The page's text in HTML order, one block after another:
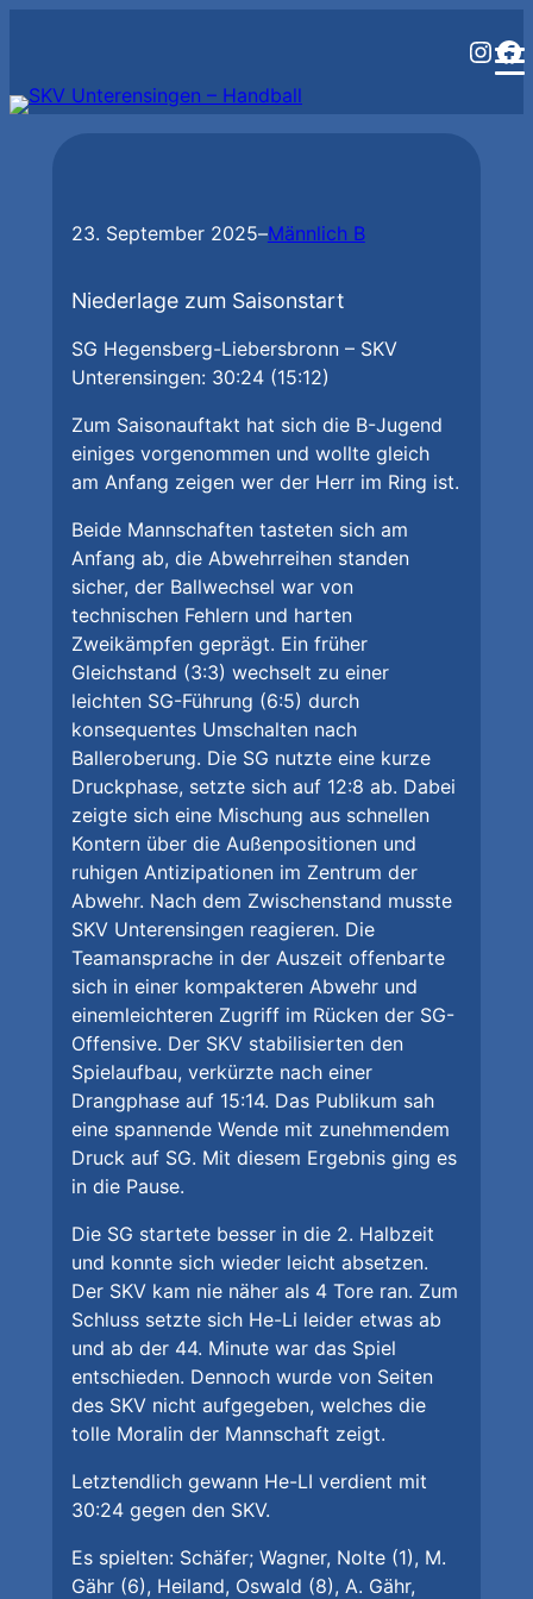
springen
23. September 2025–Männlich B
Niederlage zum Saisonstart
SG Hegensberg-Liebersbronn – SKV
Unterensingen: 30:24 (15:12)
Zum Saisonauftakt hat sich die B-Jugend
einiges vorgenommen und wollte gleich
am Anfang zeigen wer der Herr im Ring ist.
Beide Mannschaften tasteten sich am
Anfang ab, die Abwehrreihen standen
sicher, der Ballwechsel war von
technischen Fehlern und harten
Zweikämpfen geprägt. Ein früher
Gleichstand (3:3) wechselt zu einer
leichten SG-Führung (6:5) durch
konsequentes Umschalten nach
Balleroberung. Die SG nutzte eine kurze
Druckphase, setzte sich auf 12:8 ab. Dabei
zeigte sich eine Mischung aus schnellen
Kontern über die Außenpositionen und
ruhigen Antizipationen im Zentrum der
Abwehr. Nach dem Zwischenstand musste
SKV Unterensingen reagieren. Die
Teamansprache in der Auszeit offenbarte
sich in einer kompakteren Abwehr und
einemleichteren Zugriff im Rücken der SG-
Offensive. Der SKV stabilisierten den
Spielaufbau, verkürzte nach einer
Drangphase auf 15:14. Das Publikum sah
eine spannende Wende mit zunehmendem
Druck auf SG. Mit diesem Ergebnis ging es
in die Pause.
Die SG startete besser in die 2. Halbzeit
und konnte sich wieder leicht absetzen.
Der SKV kam nie näher als 4 Tore ran. Zum
Schluss setzte sich He-Li leider etwas ab
und ab der 44. Minute war das Spiel
entschieden. Dennoch wurde von Seiten
des SKV nicht aufgegeben, welches die
tolle Moralin der Mannschaft zeigt.
Letztendlich gewann He-LI verdient mit
30:24 gegen den SKV.
Es spielten: Schäfer; Wagner, Nolte (1), M.
Gähr (6), Heiland, Oswald (8), A. Gähr,